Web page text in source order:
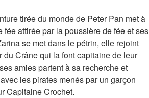
tirée du monde de Peter Pan met à
fée attirée par la poussière de fée et ses
se met dans le pétrin, elle rejoint
du Crâne qui la font capitaine de leur
amies partent à sa recherche et
les pirates menés par un garçon
Capitaine Crochet.